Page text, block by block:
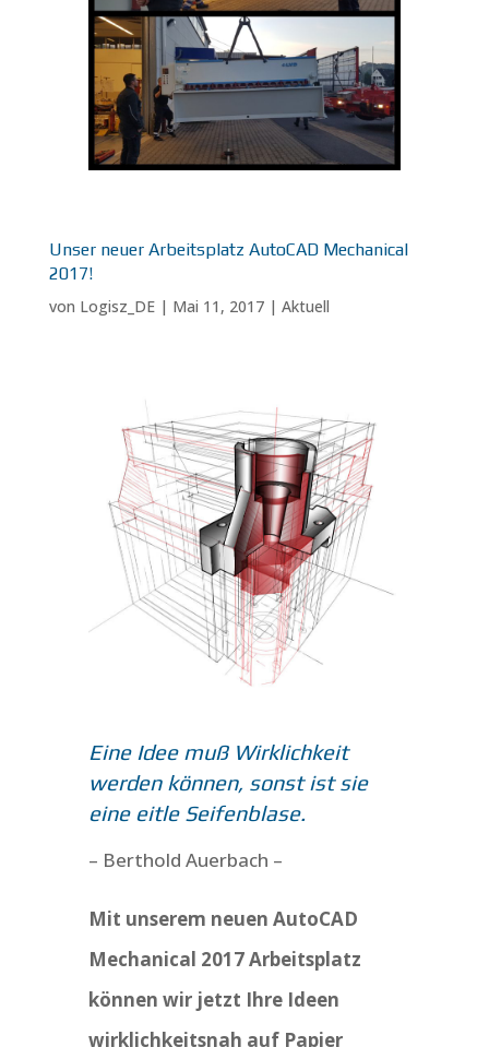
Unser neuer Arbeitsplatz AutoCAD Mechanical
2017!
von Logisz_DE| Mai 11, 2017| Aktuell
Eine Idee muß Wirklichkeit
werden können, sonst ist sie
eine eitle Seifenblase.
– Berthold Auerbach –
Mit unserem neuen AutoCAD
Mechanical 2017 Arbeitsplatz
können wir jetzt Ihre Ideen
wirklichkeitsnah auf Papier